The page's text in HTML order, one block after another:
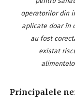
operatorilor din
aplicate doar în
au fost
existat
Principalele